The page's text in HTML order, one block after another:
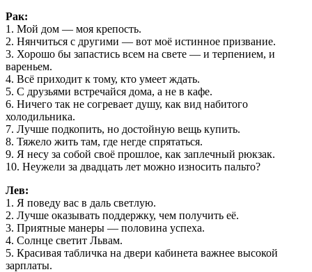
Рак:
1. Мой дом — моя крепость.
2. Нянчиться с другими — вот моё истинное призвание.
3. Хорошо бы запастись всем на свете — и терпением, и
вареньем.
4. Всё приходит к тому, кто умеет ждать.
5. С друзьями встречайся дома, а не в кафе.
6. Ничего так не согревает душу, как вид набитого
холодильника.
7. Лучше подкопить, но достойную вещь купить.
8. Тяжело жить там, где негде спрятаться.
9. Я несу за собой своё прошлое, как заплечный рюкзак.
10. Неужели за двадцать лет можно износить пальто?
Лев:
1. Я поведу вас в даль светлую.
2. Лучше оказывать поддержку, чем получить её.
3. Приятные манеры — половина успеха.
4. Солнце светит Львам.
5. Красивая табличка на двери кабинета важнее высокой
зарплаты.